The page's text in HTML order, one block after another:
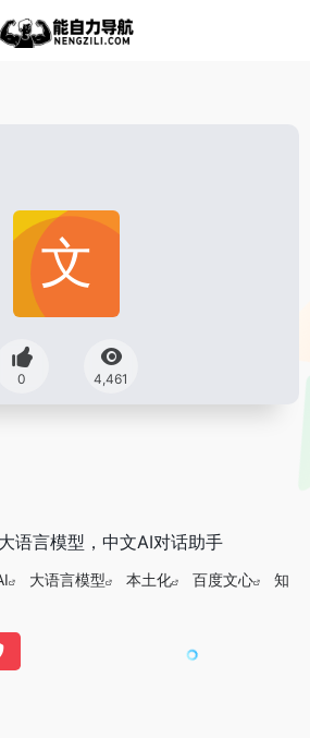
0 4,461
语言模型，中文AI对话助手
大语言模型 本土化 百度文心
知